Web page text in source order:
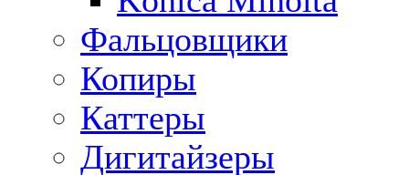
Фальцовщики
Копиры
Каттеры
Дигитайзеры